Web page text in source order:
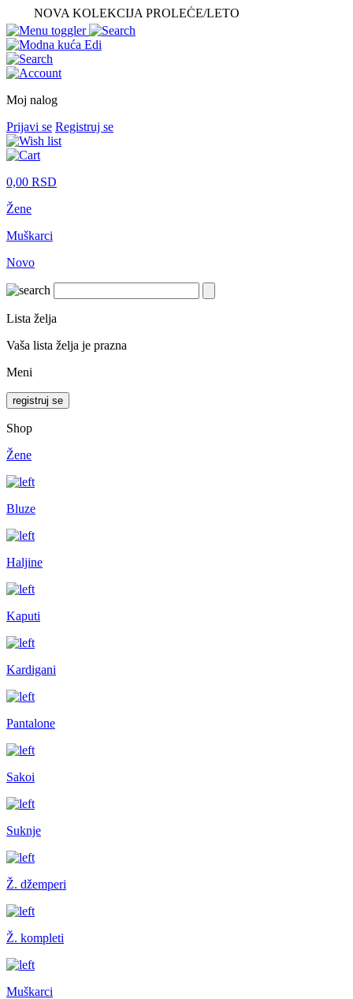
NOVA KOLEKCIJA PROLEĆE/LETO
Moj nalog
Prijavi se Registruj se
0,00 RSD
Žene
Muškarci
Novo
Lista želja
Vaša lista želja je prazna
Meni
registruj se
Shop
Žene
Bluze
Haljine
Kaputi
Kardigani
Pantalone
Sakoi
Suknje
Ž. džemperi
Ž. kompleti
Muškarci